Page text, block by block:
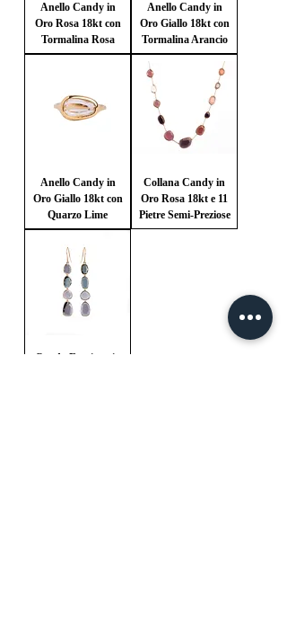
Anello Candy in
Oro Rosa 18kt con
Tormalina Rosa
Anello Candy in
Oro Giallo 18kt con
Tormalina Arancio
Anello Candy in
Oro Giallo 18kt con
Quarzo Lime
Collana Candy in
Oro Rosa 18kt e 11
Pietre Semi-Preziose
Candy Earrings in